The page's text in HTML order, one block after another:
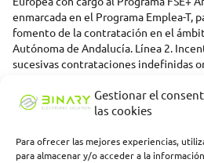
Gestionar el
las cookies
Para ofrecer las mejores experiencias,
para almacenar y/o acceder a la
enmarcada en el Programa Emplea-T,
fomento de la contratación en el
Autónoma de Andalucía. Línea 2.
sucesivas contrataciones indefinidas
indefinida ordinaria por parte de